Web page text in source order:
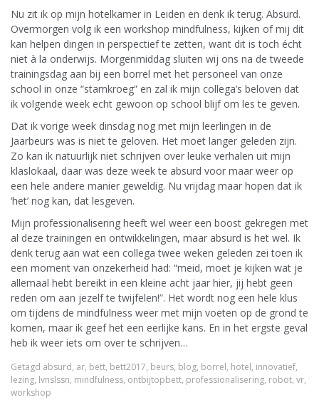
Nu zit ik op mijn hotelkamer in Leiden en denk ik terug. Absurd.
Overmorgen volg ik een workshop mindfulness, kijken of mij dit
kan helpen dingen in perspectief te zetten, want dit is toch écht
niet à la onderwijs. Morgenmiddag sluiten wij ons na de tweede
trainingsdag aan bij een borrel met het personeel van onze
school in onze “stamkroeg” en zal ik mijn collega’s beloven dat
ik volgende week echt gewoon op school blijf om les te geven.
Dat ik vorige week dinsdag nog met mijn leerlingen in de
Jaarbeurs was is niet te geloven. Het moet langer geleden zijn.
Zo kan ik natuurlijk niet schrijven over leuke verhalen uit mijn
klaslokaal, daar was deze week te absurd voor maar weer op
een hele andere manier geweldig. Nu vrijdag maar hopen dat ik
‘het’ nog kan, dat lesgeven.
Mijn professionalisering heeft wel weer een boost gekregen met
al deze trainingen en ontwikkelingen, maar absurd is het wel. Ik
denk terug aan wat een collega twee weken geleden zei toen ik
een moment van onzekerheid had: “meid, moet je kijken wat je
allemaal hebt bereikt in een kleine acht jaar hier, jij hebt geen
reden om aan jezelf te twijfelen!”. Het wordt nog een hele klus
om tijdens de mindfulness weer met mijn voeten op de grond te
komen, maar ik geef het een eerlijke kans. En in het ergste geval
heb ik weer iets om over te schrijven…
Getagd absurd, ar, bett, bett2017, beurs, blog, borrel, hotel, innovatief,
lezing, lvnslssn, mindfulness, ontbijtopbett, professionalisering, robot, vr,
workshop